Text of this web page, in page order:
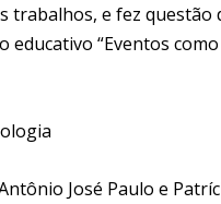
e fez
“Eventos
José Paulo e